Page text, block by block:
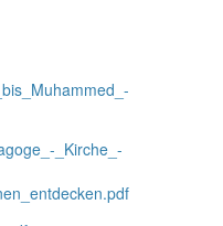
_Kirche_-